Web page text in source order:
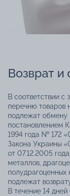
Возврат и
В соответствии с
перечню товаров
подлежат обмену
постановлением
1994 года № 172
Закона Украины
от 07.12.2005
металлов,
подлежат
В течение 14